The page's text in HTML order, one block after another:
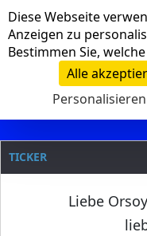
Navigation
Clanname
TICKER
Liebe
Cookie-Einstellungen
Diese Webseite
Anzeigen zu
Bestimmen Sie,
Alle
Personalisieren